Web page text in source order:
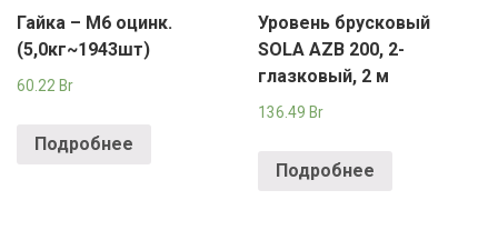
Гайка – М6 оцинк.
(5,0кг~1943шт)
60.22 Br
Подробнее
Уровень брусковый
SOLA AZB 200, 2-
глазковый, 2 м
136.49 Br
Подробнее